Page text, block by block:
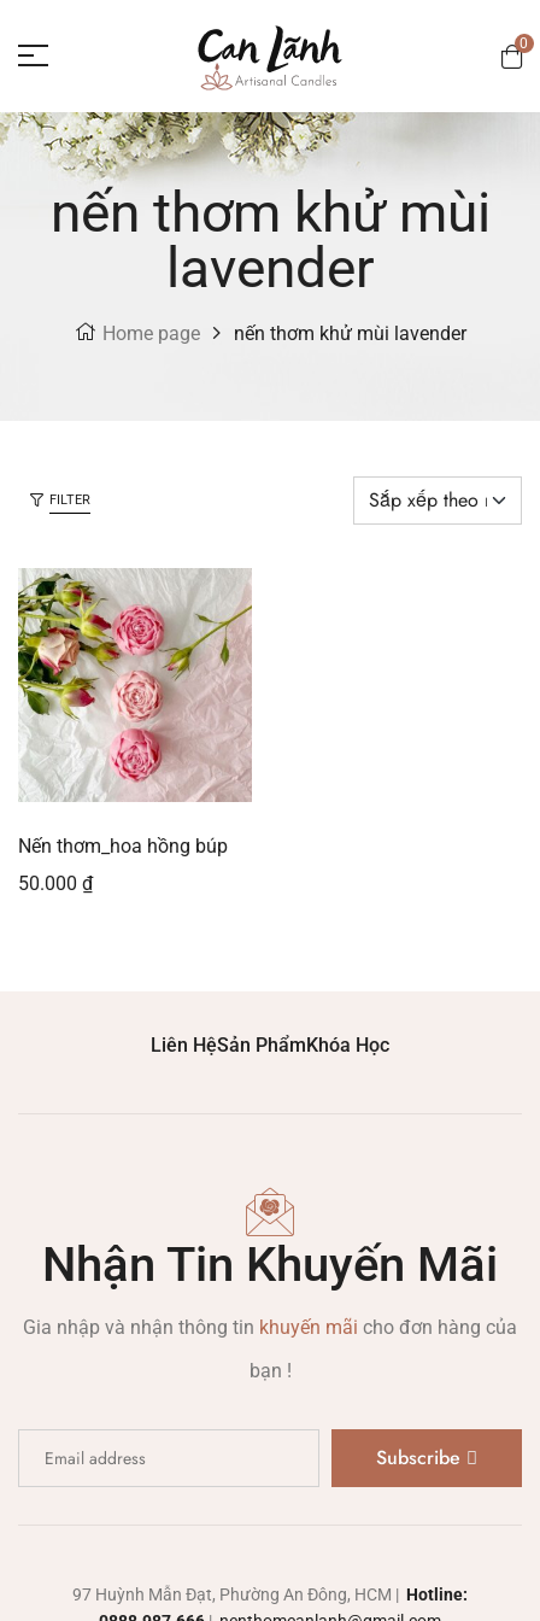
0
nến thơm khử mùi
lavender
Home page nến thơm khử mùi lavender
FILTER
Nến thơm_hoa hồng búp
50.000 ₫
Liên HệSản PhẩmKhóa Học
Nhận Tin Khuyến Mãi
Gia nhập và nhận thông tin khuyến mãi cho đơn hàng của
bạn !
Subscribe
97 Huỳnh Mẫn Đạt, Phường An Đông, HCM | Hotline: